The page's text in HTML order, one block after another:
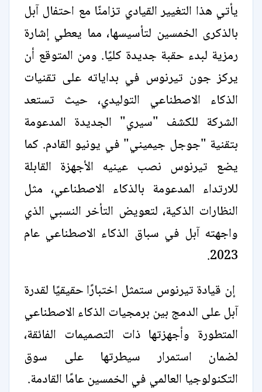
يأتي هذا التغيير القيادي تزامنًا مع احتفال آبل
بالذكرى الخمسين لتأسيسها، مما يعطي إشارة
رمزية لبدء حقبة جديدة كليًا. ومن المتوقع أن
يركز جون تيرنوس في بداياته على تقنيات
الذكاء الاصطناعي التوليدي، حيث تستعد
الشركة للكشف "سيري" الجديدة المدعومة
بتقنية "جوجل جيميني" في يونيو القادم. كما
يضع تيرنوس نصب عينيه الأجهزة القابلة
للارتداء المدعومة بالذكاء الاصطناعي، مثل
النظارات الذكية، لتعويض التأخر النسبي الذي
واجهته آبل في سباق الذكاء الاصطناعي عام
2023.
إن قيادة تيرنوس ستمثل اختبارًا حقيقيًا لقدرة
آبل على الدمج بين برمجيات الذكاء الاصطناعي
المتطورة وأجهزتها ذات التصميمات الفائقة،
لضمان استمرار سيطرتها على سوق
التكنولوجيا العالمي في الخمسين عامًا القادمة.